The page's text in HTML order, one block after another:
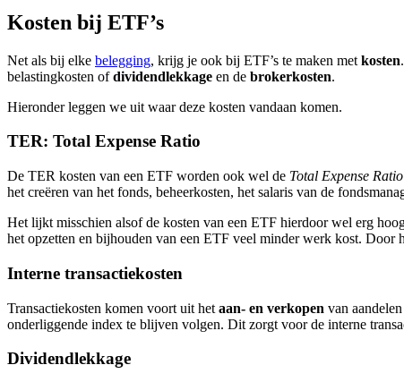
Kosten bij ETF’s
Net als bij elke belegging, krijg je ook bij ETF’s te maken met kosten
belastingkosten ofdividendlekkage en de brokerkosten.
Hieronder leggen we uit waar deze kosten vandaan komen.
TER: Total Expense Ratio
De TER kosten van een ETF worden ook wel de Total Expense Ratio
het creëren van het fonds, beheerkosten, het salaris van de
Het lijkt misschien alsof de kosten van een ETF hierdoor wel erg
het opzetten en bijhouden van een ETF veel minder werk kost. Door
Interne transactiekosten
Transactiekosten komen voort uit het aan- en verkopen van
onderliggende index te blijven volgen. Dit zorgt voor de interne
Dividendlekkage